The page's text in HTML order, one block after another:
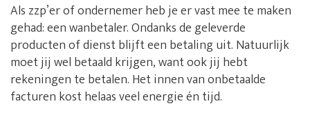
Als zzp’er of ondernemer heb je er vast mee te maken
gehad: een wanbetaler. Ondanks de geleverde
producten of dienst blijft een betaling uit. Natuurlijk
moet jij wel betaald krijgen, want ook jij hebt
rekeningen te betalen. Het innen van onbetaalde
facturen kost helaas veel energie én tijd.